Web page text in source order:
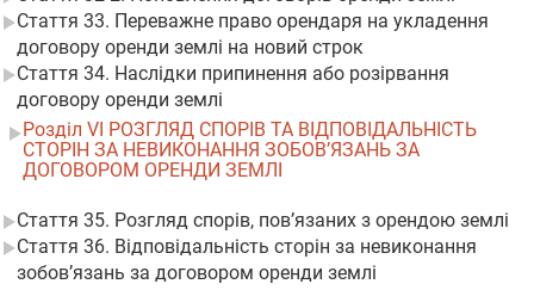
Стаття 33. Переважне право орендаря на укладення
договору оренди землі на новий строк
Стаття 34. Наслідки припинення або розірвання
договору оренди землі
Розділ VI РОЗГЛЯД СПОРІВ ТА ВІДПОВІДАЛЬНІСТЬ
СТОРІН ЗА НЕВИКОНАННЯ ЗОБОВ’ЯЗАНЬ ЗА
ДОГОВОРОМ ОРЕНДИ ЗЕМЛІ
Стаття 35. Розгляд спорів, пов’язаних з орендою землі
Стаття 36. Відповідальність сторін за невиконання
зобов’язань за договором оренди землі